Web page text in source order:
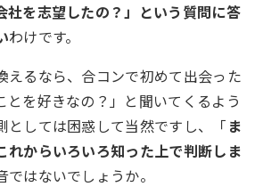
社を志望したの？」という質問に答
わけです。
えるなら、合コンで初めて出会った
とを好きなの？」と聞いてくるよう
としては困惑して当然ですし、「 ま
れからいろいろ知った上で判断しま
ではないでしょうか。